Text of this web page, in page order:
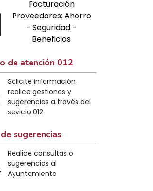
Facturación
Proveedores: Ahorro
- Seguridad -
Beneficios
de atención 012
Solicite información,
realice gestiones y
sugerencias a través del
sevicio 012
sugerencias
Realice consultas o
sugerencias al
Ayuntamiento